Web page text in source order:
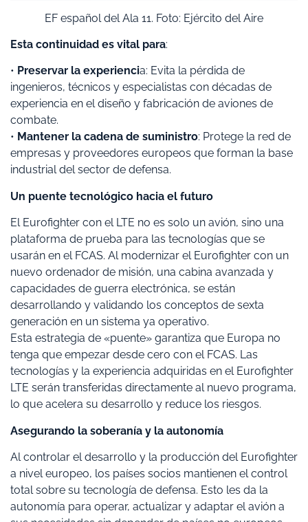
EF español del Ala 11. Foto: Ejército del Aire
Esta continuidad es vital para:
• Preservar la experiencia: Evita la pérdida de
ingenieros, técnicos y especialistas con décadas de
experiencia en el diseño y fabricación de aviones de
combate.
• Mantener la cadena de suministro: Protege la red de
empresas y proveedores europeos que forman la base
industrial del sector de defensa.
Un puente tecnológico hacia el futuro
El Eurofighter con el LTE no es solo un avión, sino una
plataforma de prueba para las tecnologías que se
usarán en el FCAS. Al modernizar el Eurofighter con un
nuevo ordenador de misión, una cabina avanzada y
capacidades de guerra electrónica, se están
desarrollando y validando los conceptos de sexta
generación en un sistema ya operativo.
Esta estrategia de «puente» garantiza que Europa no
tenga que empezar desde cero con el FCAS. Las
tecnologías y la experiencia adquiridas en el Eurofighter
LTE serán transferidas directamente al nuevo programa,
lo que acelera su desarrollo y reduce los riesgos.
Asegurando la soberanía y la autonomía
Al controlar el desarrollo y la producción del Eurofighter
a nivel europeo, los países socios mantienen el control
total sobre su tecnología de defensa. Esto les da la
autonomía para operar, actualizar y adaptar el avión a